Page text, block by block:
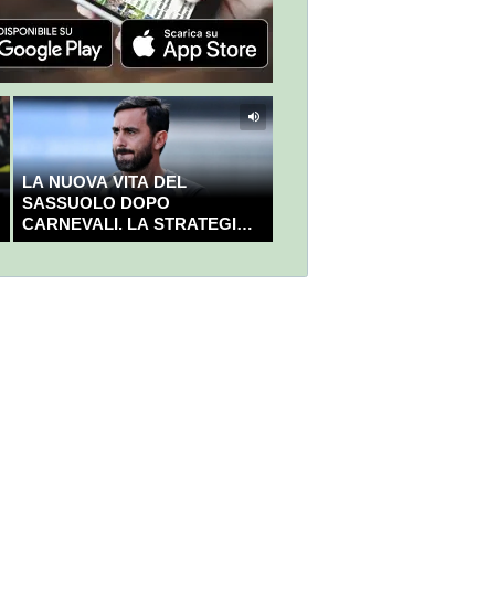
LA NUOVA VITA DEL
SASSUOLO DOPO
CARNEVALI. LA STRATEGIA È
GIÀ CHIARA E DECISA